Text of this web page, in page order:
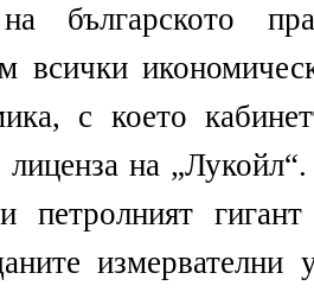
българското
всички
с което
лиценза на
петролният
измервателни